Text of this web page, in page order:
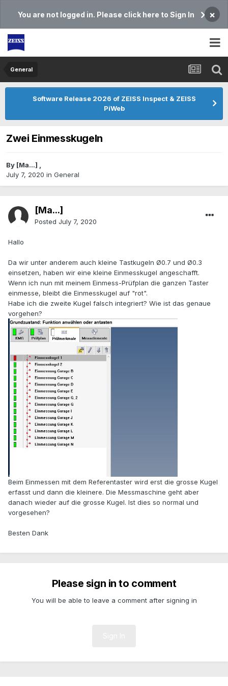
You are not logged in. Please click here to Sign In ×
General
Software Release 2026 of ZEISS Inspect & ZEISS
PiWeb
Zwei Einmesskugeln
By [Ma...] ,
July 7, 2020 in General
[Ma...]
Posted July 7, 2020
Hallo
Da wir unter anderem auch kleine Tastkugeln Ø0.7 und Ø0.3
einsetzen, haben wir eine kleine Einmesskugel angeschafft.
Wenn ich nun mit meinem Einmess-Prüfplan die ganzen Taster
einmesse, bleibt die Einmesskugel auf "rot".
Habe ich die zweite Kugel falsch integriert? Wie ist das genaue
vorgehen?
Beim Einmessen mit dem Referentaster wird erst die grosse Kugel
erfasst und dann die kleinere. Die Messmaschine geht aber
danach wieder auf die grosse Kugel. Ist dies so normal und
vorgesehen?
Besten Dank
Please sign in to comment
You will be able to leave a comment after signing in